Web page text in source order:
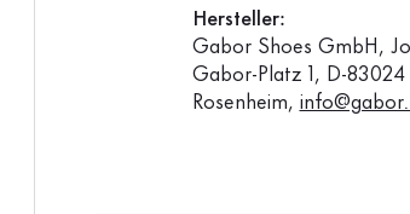
Hersteller:
Gabor Shoes GmbH,
Gabor-Platz 1, D-83024
Rosenheim,